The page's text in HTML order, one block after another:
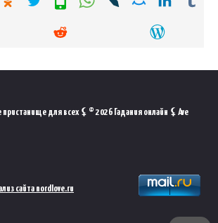
пристанище для всех ⚸ © 2026 Гадания онлайн ⚸ Ave